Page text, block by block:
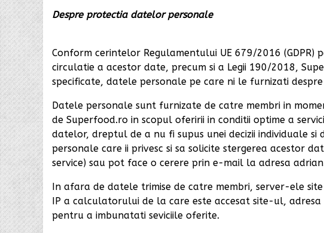
Despre protectia datelor personale
Conform cerintelor Regulamentului UE 679/2016
circulatie a acestor date, precum si a Legii 190/2018,
specificate, datele personale pe care ni le furnizati
Datele personale sunt furnizate de catre membri in
de Superfood.ro in scopul oferirii in conditii optime a
datelor, dreptul de a nu fi supus unei decizii individuale
personale care ii privesc si sa solicite stergerea acestor
service) sau pot face o cerere prin e-mail la adresa
In afara de datele trimise de catre membri, server-ele
IP a calculatorului de la care este accesat site-ul,
pentru a imbunatati seviciile oferite.